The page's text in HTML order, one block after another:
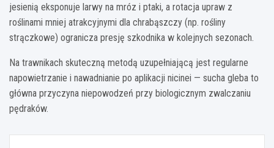
jesienią eksponuje larwy na mróz i ptaki, a rotacja upraw z
roślinami mniej atrakcyjnymi dla chrabąszczy (np. rośliny
strączkowe) ogranicza presję szkodnika w kolejnych sezonach.
Na trawnikach skuteczną metodą uzupełniającą jest regularne
napowietrzanie i nawadnianie po aplikacji nicinei — sucha gleba to
główna przyczyna niepowodzeń przy biologicznym zwalczaniu
pędraków.